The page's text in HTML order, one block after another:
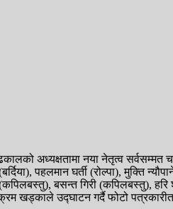
अध्यक्षतामा नया नेतृत्व
पहलमान घर्ती (रोल्पा), मुक्ति
बसन्त गिरी (कपिलबस्तु), हरि
खड्काले उद्घाटन गर्दै फोटो